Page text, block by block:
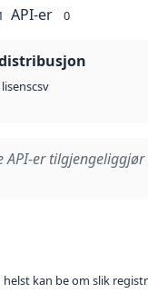
API-er 0
csv
API-er tilgjengeliggjør
kan be om slik